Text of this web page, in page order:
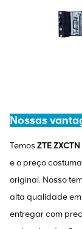
Nossas
TemosZTE
e o preço
original. Nosso
alta qualidade
entregar com